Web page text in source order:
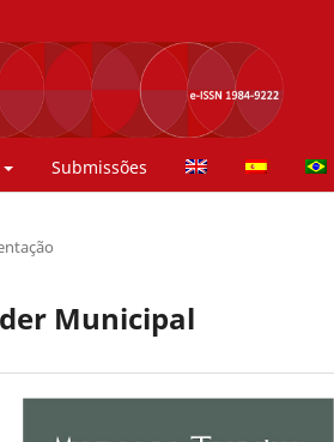
Submissões
Municipal